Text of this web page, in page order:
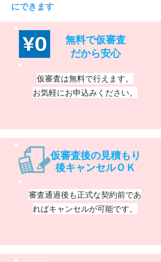
にできます
​無料で仮審査
​だから安心
仮審査は無料で行えます。
お気軽にお申込みください。
仮審査後の見積もり
後キャンセルＯＫ
審査通過後も正式な契約前であ
ればキャンセルが可能です。